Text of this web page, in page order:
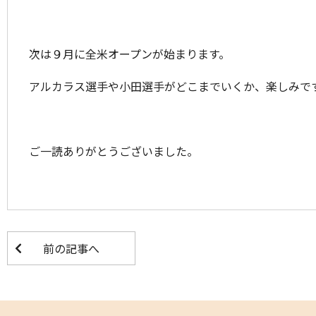
次は９月に全米オープンが始まります。
アルカラス選手や小田選手がどこまでいくか、楽しみ
ご一読ありがとうございました。
前の記事へ